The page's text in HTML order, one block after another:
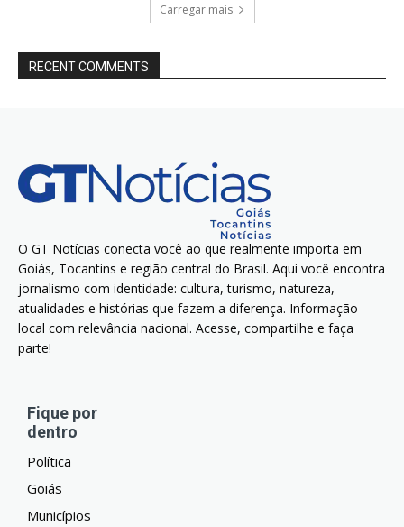
Carregar mais
RECENT COMMENTS
O GT Notícias conecta você ao que realmente importa em
Goiás, Tocantins e região central do Brasil. Aqui você encontra
jornalismo com identidade: cultura, turismo, natureza,
atualidades e histórias que fazem a diferença. Informação
local com relevância nacional. Acesse, compartilhe e faça
parte!
Fique por
dentro
Política
Goiás
Municípios